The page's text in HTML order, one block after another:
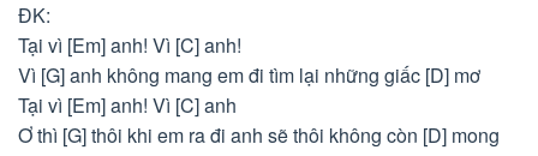
ĐK:
Tại vì [Em] anh! Vì [C] anh!
Vì [G] anh không mang em đi tìm lại những giấc [D] mơ
Tại vì [Em] anh! Vì [C] anh
Ơ thì [G] thôi khi em ra đi anh sẽ thôi không còn [D] mong